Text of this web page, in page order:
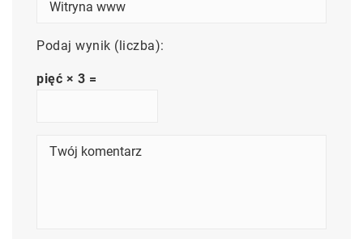
Podaj wynik (liczba):
pięć × 3 =